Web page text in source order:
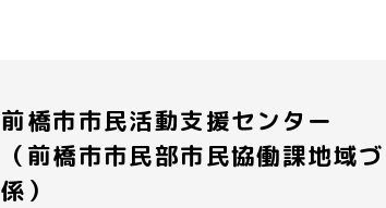
前橋市市民活動支援センター
（前橋市市民部市民協働課地域
係）